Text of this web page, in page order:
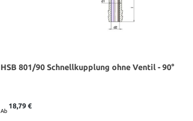
HSB 801/90 Schnellkupplung ohne Ventil - 90°
Ab
18,79 €